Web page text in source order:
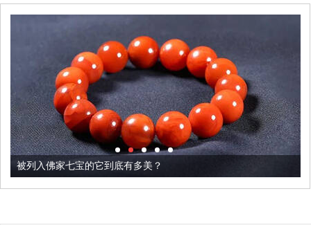
被列入佛家七宝的它到底有多美？